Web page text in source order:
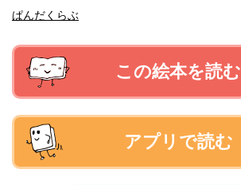
ぱんだくらぶ
この絵本を読む
アプリで読む